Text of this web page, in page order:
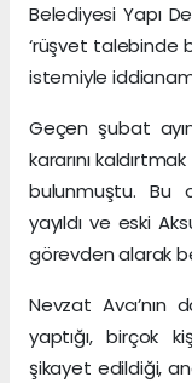
Belediyesi Yapı
‘rüşvet talebinde
istemiyle
Geçen şubat
kararını
bulunmuştu. Bu
yayıldı ve eski
görevden alarak
Nevzat
yaptığı, birçok
şikayet edildiği,